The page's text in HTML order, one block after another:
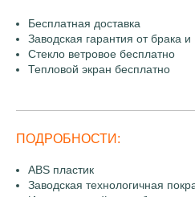
Бесплатная доставка
Заводская гарантия от брака и
Стекло ветровое бесплатно
Тепловой экран бесплатно
ПОДРОБНОСТИ:
ABS пластик
Заводская технологичная